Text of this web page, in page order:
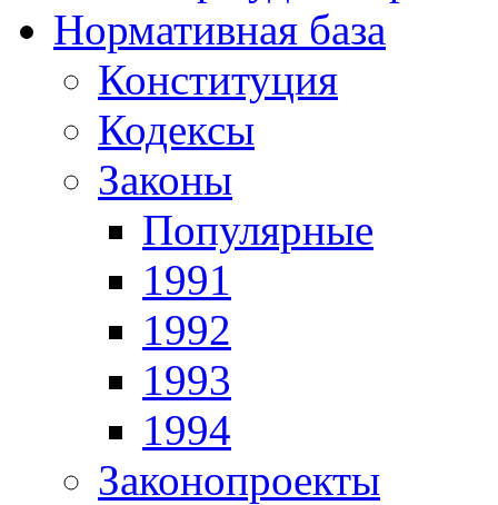
Нормативная база
Конституция
Кодексы
Законы
Популярные
1991
1992
1993
1994
Законопроекты